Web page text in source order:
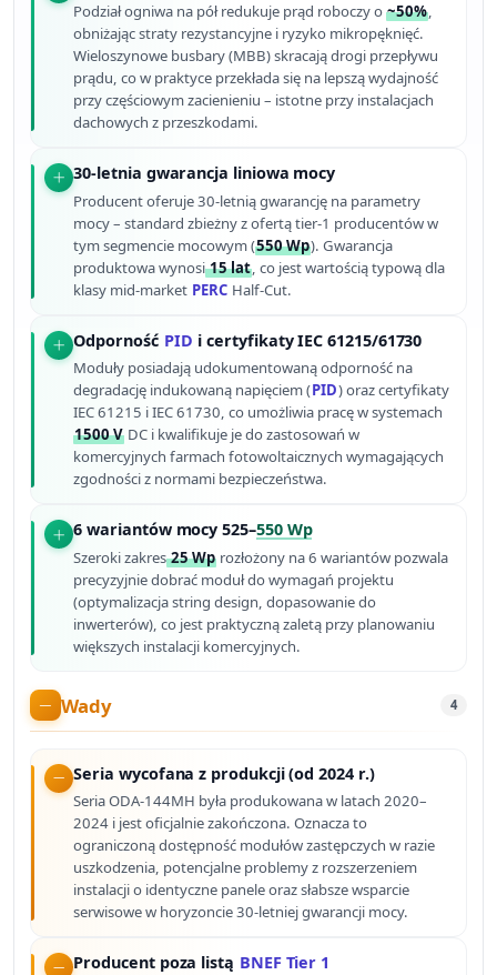
Podział ogniwa na pół redukuje prąd roboczy o~50%,
obniżając straty rezystancyjne i ryzyko mikropęknięć.
Wieloszynowe busbary (MBB) skracają drogi przepływu
prądu, co w praktyce przekłada się na lepszą wydajność
przy częściowym zacienieniu – istotne przy instalacjach
dachowych z przeszkodami.
30-letnia gwarancja liniowa mocy
Producent oferuje 30-letnią gwarancję na parametry
mocy – standard zbieżny z ofertą tier-1 producentów w
tym segmencie mocowym (550 Wp). Gwarancja
produktowa wynosi15 lat, co jest wartością typową dla
klasy mid-market PERC Half-Cut.
Odporność PID i certyfikaty IEC 61215/61730
Moduły posiadają udokumentowaną odporność na
degradację indukowaną napięciem (PID) oraz certyfikaty
IEC 61215 i IEC 61730, co umożliwia pracę w systemach
1500 V DC i kwalifikuje je do zastosowań w
komercyjnych farmach fotowoltaicznych wymagających
zgodności z normami bezpieczeństwa.
6 wariantów mocy 525–550 Wp
Szeroki zakres25 Wp rozłożony na 6 wariantów pozwala
precyzyjnie dobrać moduł do wymagań projektu
(optymalizacja string design, dopasowanie do
inwerterów), co jest praktyczną zaletą przy planowaniu
większych instalacji komercyjnych.
Wady 4
Seria wycofana z produkcji (od 2024 r.)
Seria ODA-144MH była produkowana w latach 2020–
2024 i jest oficjalnie zakończona. Oznacza to
ograniczoną dostępność modułów zastępczych w razie
uszkodzenia, potencjalne problemy z rozszerzeniem
instalacji o identyczne panele oraz słabsze wsparcie
serwisowe w horyzoncie 30-letniej gwarancji mocy.
Producent poza listą BNEF Tier 1